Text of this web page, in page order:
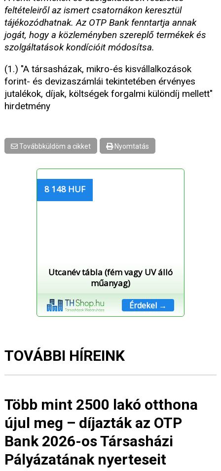
feltételeiről az ismert csatornákon keresztül
tájékozódhatnak. Az OTP Bank fenntartja annak
jogát, hogy a közleményben szereplő termékek és
szolgáltatások kondícióit módosítsa.
(1.) "A társasházak, mikro-és kisvállalkozások
forint- és devizaszámlái tekintetében érvényes
jutalékok, díjak, költségek forgalmi különdíj mellett"
hirdetmény
Továbbküldöm a cikket Nyomtatás
8 148 HUF
Utcanév tábla (fém vagy UV álló
műanyag)
Érdekel →
TOVÁBBI HÍREINK
Több mint 2500 lakó otthona
újul meg – díjazták az OTP
Bank 2026-os Társasházi
Pályázatának nyerteseit